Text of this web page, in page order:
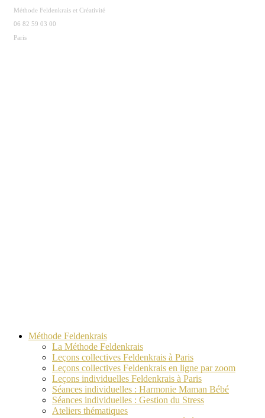
Méthode Feldenkrais et Créativité
06 82 59 03 00
Paris
Méthode Feldenkrais
La Méthode Feldenkrais
Leçons collectives Feldenkrais à Paris
Leçons collectives Feldenkrais en ligne par zoom
Leçons individuelles Feldenkrais à Paris
Séances individuelles : Harmonie Maman Bébé
Séances individuelles : Gestion du Stress
Ateliers thématiques